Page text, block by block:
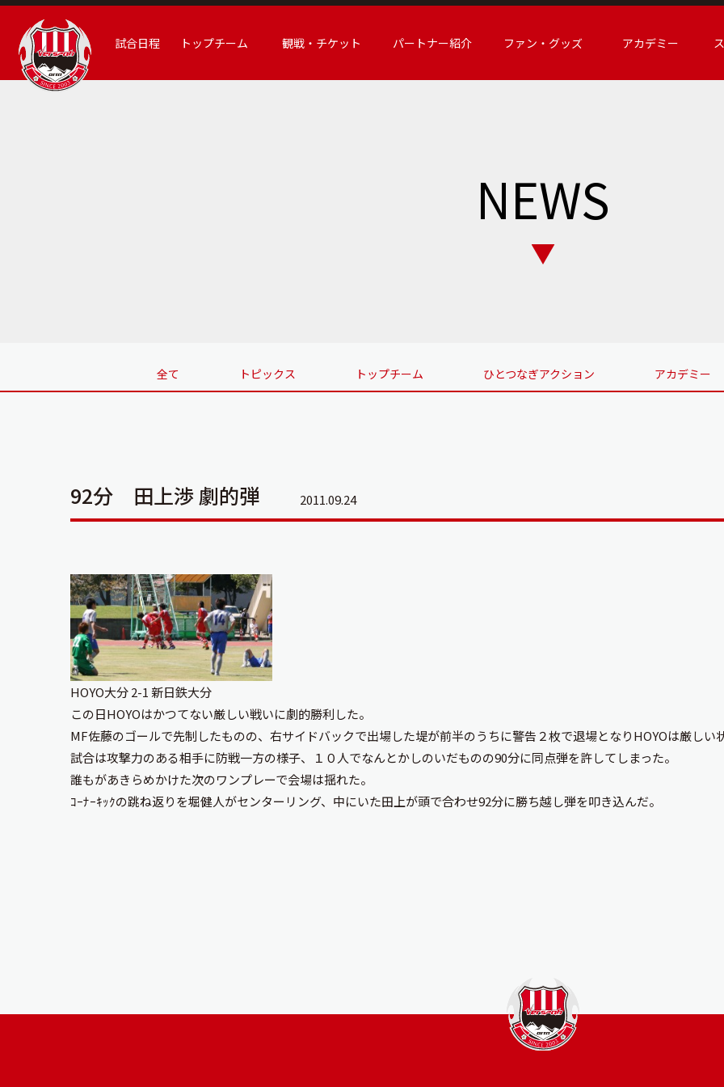
試合日程 トップチーム 観戦・チケット パートナー紹介 ファン・グッズ アカデミー
NEWS
全て トピックス トップチーム ひとつなぎアクション アカデミー
92分 田上渉 劇的弾 2011.09.24
HOYO大分 2-1 新日鉄大分
この日HOYOはかつてない厳しい戦いに劇的勝利した。
MF佐藤のゴールで先制したものの、右サイドバックで出場した堤が前半のうちに警告２枚で退場となりHOYOは厳しい
試合は攻撃力のある相手に防戦一方の様子、１０人でなんとかしのいだものの90分に同点弾を許してしまった。
誰もがあきらめかけた次のワンプレーで会場は揺れた。
ｺｰﾅｰｷｯｸの跳ね返りを堀健人がセンターリング、中にいた田上が頭で合わせ92分に勝ち越し弾を叩き込んだ。